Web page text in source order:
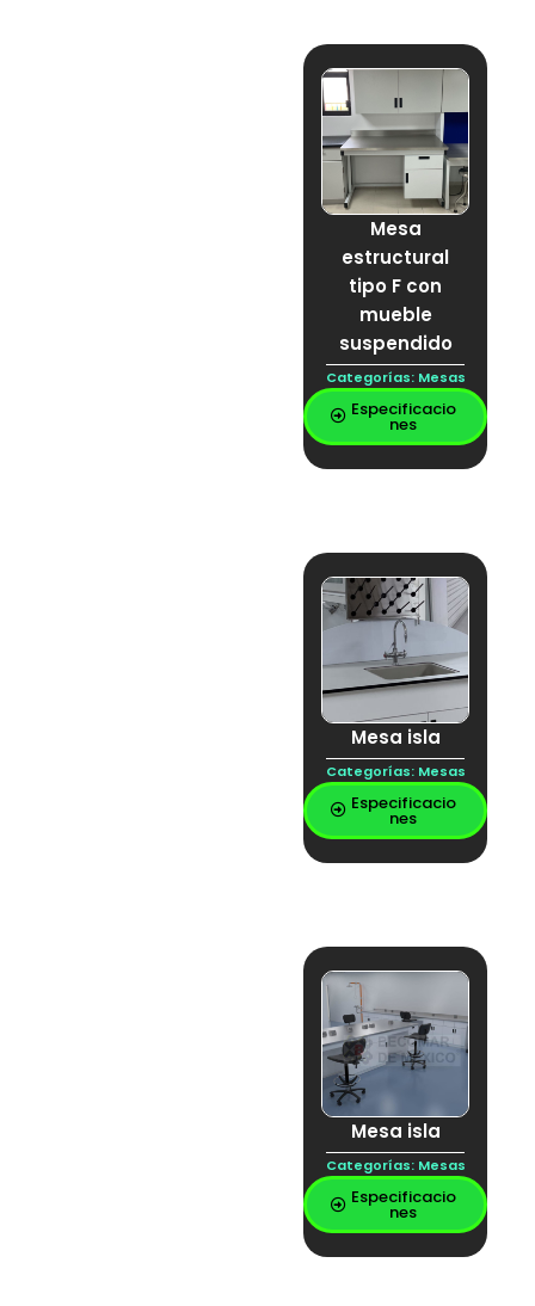
Mesa
estructural
tipo F con
mueble
suspendido
Categorías: Mesas
Especificacio
nes
Mesa isla
Categorías: Mesas
Especificacio
nes
Mesa isla
Categorías: Mesas
Especificacio
nes